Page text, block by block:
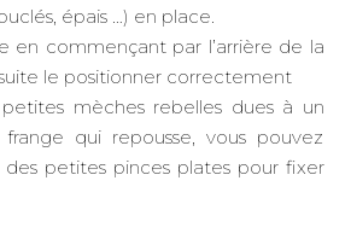
épais …) en place.
en commençant par l’arrière de la
le positionner correctement
mèches rebelles dues à un
qui repousse, vous pouvez
petites pinces plates pour fixer